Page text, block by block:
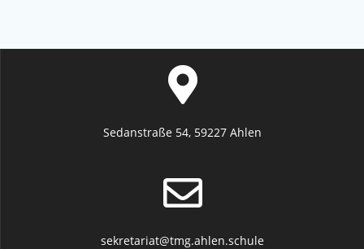
Sedanstraße 54, 59227 Ahlen
sekretariat@tmg.ahlen.schule